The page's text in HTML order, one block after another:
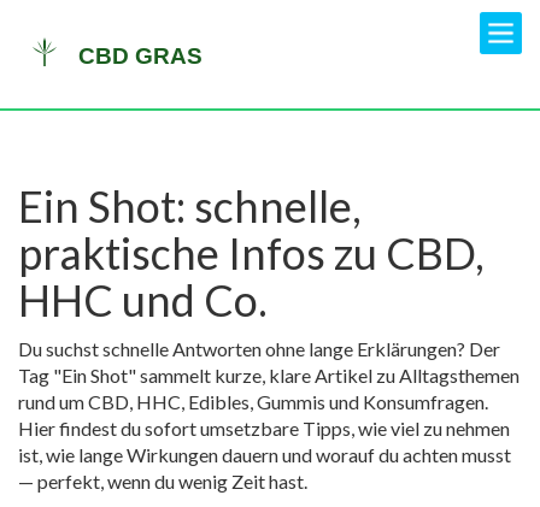
Ein Shot: schnelle,
praktische Infos zu CBD,
HHC und Co.
Du suchst schnelle Antworten ohne lange Erklärungen? Der
Tag "Ein Shot" sammelt kurze, klare Artikel zu Alltagsthemen
rund um CBD, HHC, Edibles, Gummis und Konsumfragen.
Hier findest du sofort umsetzbare Tipps, wie viel zu nehmen
ist, wie lange Wirkungen dauern und worauf du achten musst
— perfekt, wenn du wenig Zeit hast.